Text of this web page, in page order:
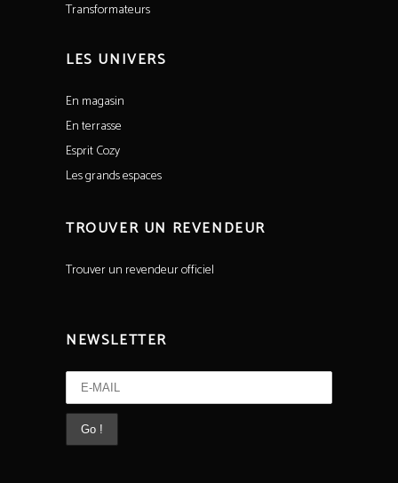
Transformateurs
LES UNIVERS
En magasin
En terrasse
Esprit Cozy
Les grands espaces
TROUVER UN REVENDEUR
Trouver un revendeur officiel
NEWSLETTER